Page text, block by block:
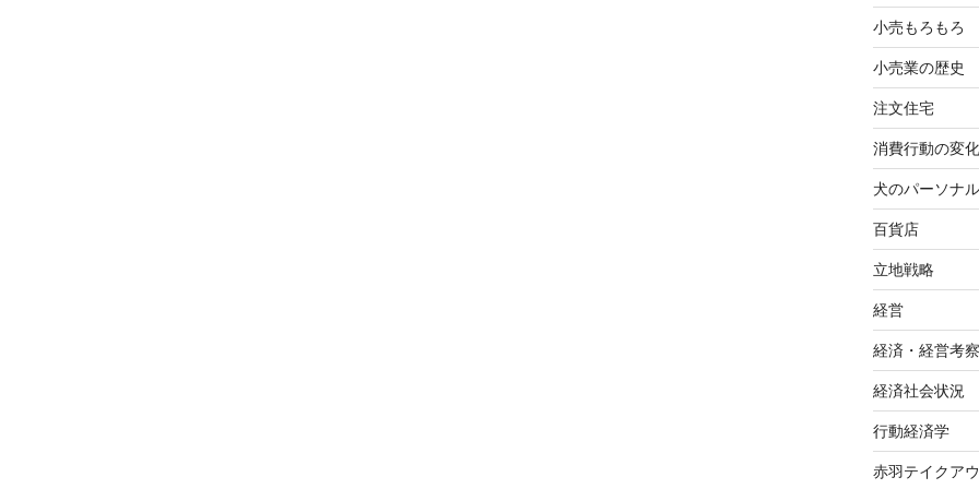
小売もろもろ
小売業の歴史
注文住宅
消費行動の変化
犬のパーソナ
百貨店
立地戦略
経営
経済・経営考察
経済社会状況
行動経済学
赤羽テイクア